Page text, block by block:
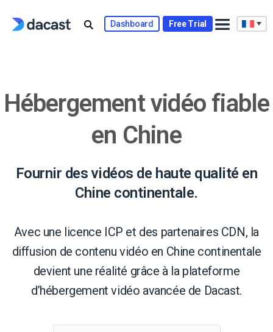
Dashboard Free Trial
Hébergement vidéo fiable
en Chine
Fournir des vidéos de haute qualité en
Chine continentale.
Avec une licence ICP et des partenaires CDN, la
diffusion de contenu vidéo en Chine continentale
devient une réalité grâce à la plateforme
d’hébergement vidéo avancée de Dacast.